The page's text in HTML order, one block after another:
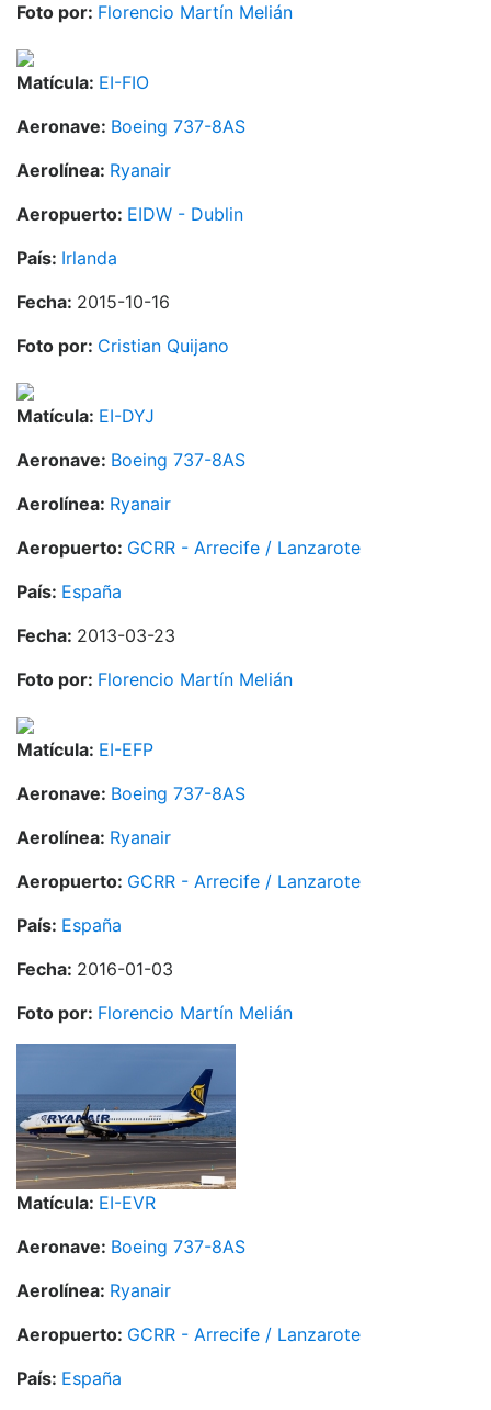
Foto por: Florencio Martín Melián
Matícula: EI-FIO
Aeronave: Boeing 737-8AS
Aerolínea: Ryanair
Aeropuerto: EIDW - Dublin
País: Irlanda
Fecha: 2015-10-16
Foto por: Cristian Quijano
Matícula: EI-DYJ
Aeronave: Boeing 737-8AS
Aerolínea: Ryanair
Aeropuerto: GCRR - Arrecife / Lanzarote
País: España
Fecha: 2013-03-23
Foto por: Florencio Martín Melián
Matícula: EI-EFP
Aeronave: Boeing 737-8AS
Aerolínea: Ryanair
Aeropuerto: GCRR - Arrecife / Lanzarote
País: España
Fecha: 2016-01-03
Foto por: Florencio Martín Melián
Matícula: EI-EVR
Aeronave: Boeing 737-8AS
Aerolínea: Ryanair
Aeropuerto: GCRR - Arrecife / Lanzarote
País: España